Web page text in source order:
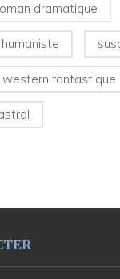
dramatique
western fantastique